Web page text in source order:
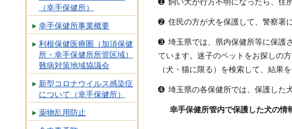
（幸手保健所）
幸手保健所事業概要
利根保健医療圏（加須保健
所・幸手保健所所管区域）
難病対策地域協議会
新型コロナウイルス感染症
について（幸手保健所）
薬物乱用防止
➊ 飼い犬が行方不明になったら、住
➋ 住民の方が犬を保護して、警察署
➌ 埼玉県では、県内保健所等に保護
ています。迷子のペットをお探しの
（犬・猫に限る）を検索して、結果
➍ 埼玉県の各保健所では、保護した
幸手保健所管内で保護した犬の情